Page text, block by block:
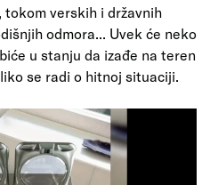
tokom verskih i državnih
odmora... Uvek će neko
u stanju da izađe na teren
se radi o hitnoj situaciji.